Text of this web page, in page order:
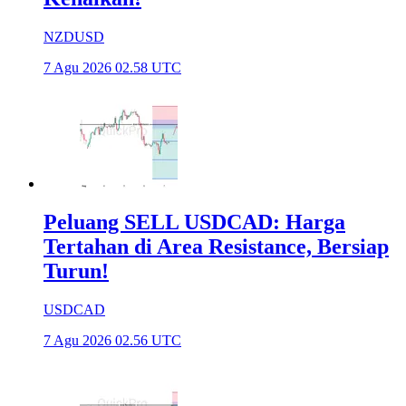
NZDUSD
7 Agu 2026 02.58 UTC
Peluang SELL USDCAD: Harga
Tertahan di Area Resistance, Bersiap
Turun!
USDCAD
7 Agu 2026 02.56 UTC